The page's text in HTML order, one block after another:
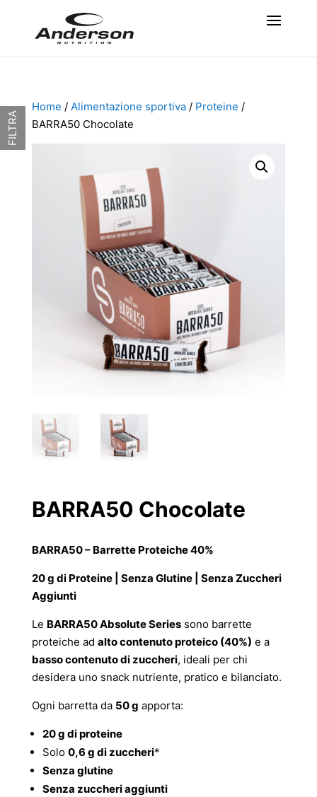
Home / Alimentazione sportiva/ Proteine /
BARRA50 Chocolate
BARRA50 Chocolate
BARRA50 – Barrette Proteiche 40%
20 g di Proteine | Senza Glutine | Senza Zuccheri
Aggiunti
Le BARRA50 Absolute Seriessono barrette
proteiche ad alto contenuto proteico (40%) e a
basso contenuto di zuccheri, ideali per chi
desidera uno snack nutriente, pratico e bilanciato.
Ogni barretta da 50 g apporta:
20 g di proteine
Solo 0,6 g di zuccheri*
Senza glutine
Senza zuccheri aggiunti
FILTRA